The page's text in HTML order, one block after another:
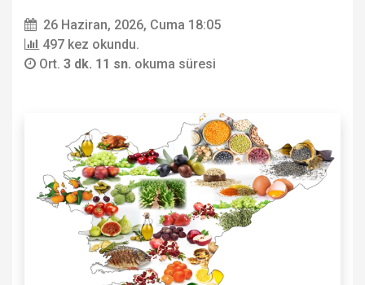
26 Haziran, 2026, Cuma 18:05
497 kez okundu.
Ort. 3 dk. 11 sn. okuma süresi